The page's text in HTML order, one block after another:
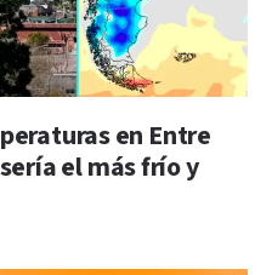
en Entre
el más frío y